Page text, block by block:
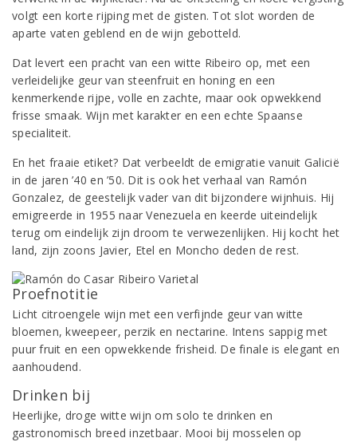
volgt een korte rijping met de gisten. Tot slot worden de
aparte vaten geblend en de wijn gebotteld.
Dat levert een pracht van een witte Ribeiro op, met een
verleidelijke geur van steenfruit en honing en een
kenmerkende rijpe, volle en zachte, maar ook opwekkend
frisse smaak. Wijn met karakter en een echte Spaanse
specialiteit.
En het fraaie etiket? Dat verbeeldt de emigratie vanuit Galicië
in de jaren ’40 en ’50. Dit is ook het verhaal van Ramón
Gonzalez, de geestelijk vader van dit bijzondere wijnhuis. Hij
emigreerde in 1955 naar Venezuela en keerde uiteindelijk
terug om eindelijk zijn droom te verwezenlijken. Hij kocht het
land, zijn zoons Javier, Etel en Moncho deden de rest.
Proefnotitie
Licht citroengele wijn met een verfijnde geur van witte
bloemen, kweepeer, perzik en nectarine. Intens sappig met
puur fruit en een opwekkende frisheid. De finale is elegant en
aanhoudend.
Drinken bij
Heerlijke, droge witte wijn om solo te drinken en
gastronomisch breed inzetbaar. Mooi bij mosselen op